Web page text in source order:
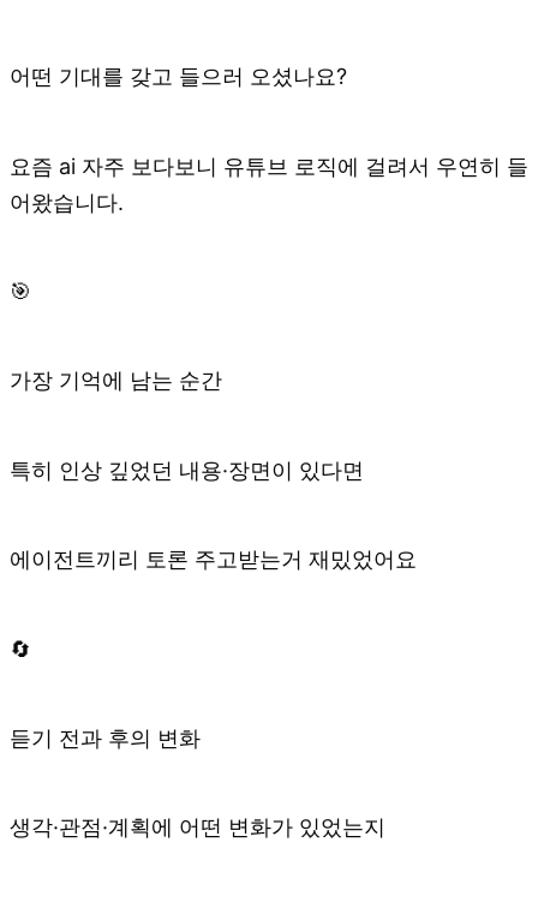
어떤 기대를 갖고 들으러 오셨나요?
요즘 ai 자주 보다보니 유튜브 로직에 걸려서 우연히 들
어왔습니다.
🎯
가장 기억에 남는 순간
특히 인상 깊었던 내용·장면이 있다면
에이전트끼리 토론 주고받는거 재밌었어요
🔄
듣기 전과 후의 변화
생각·관점·계획에 어떤 변화가 있었는지